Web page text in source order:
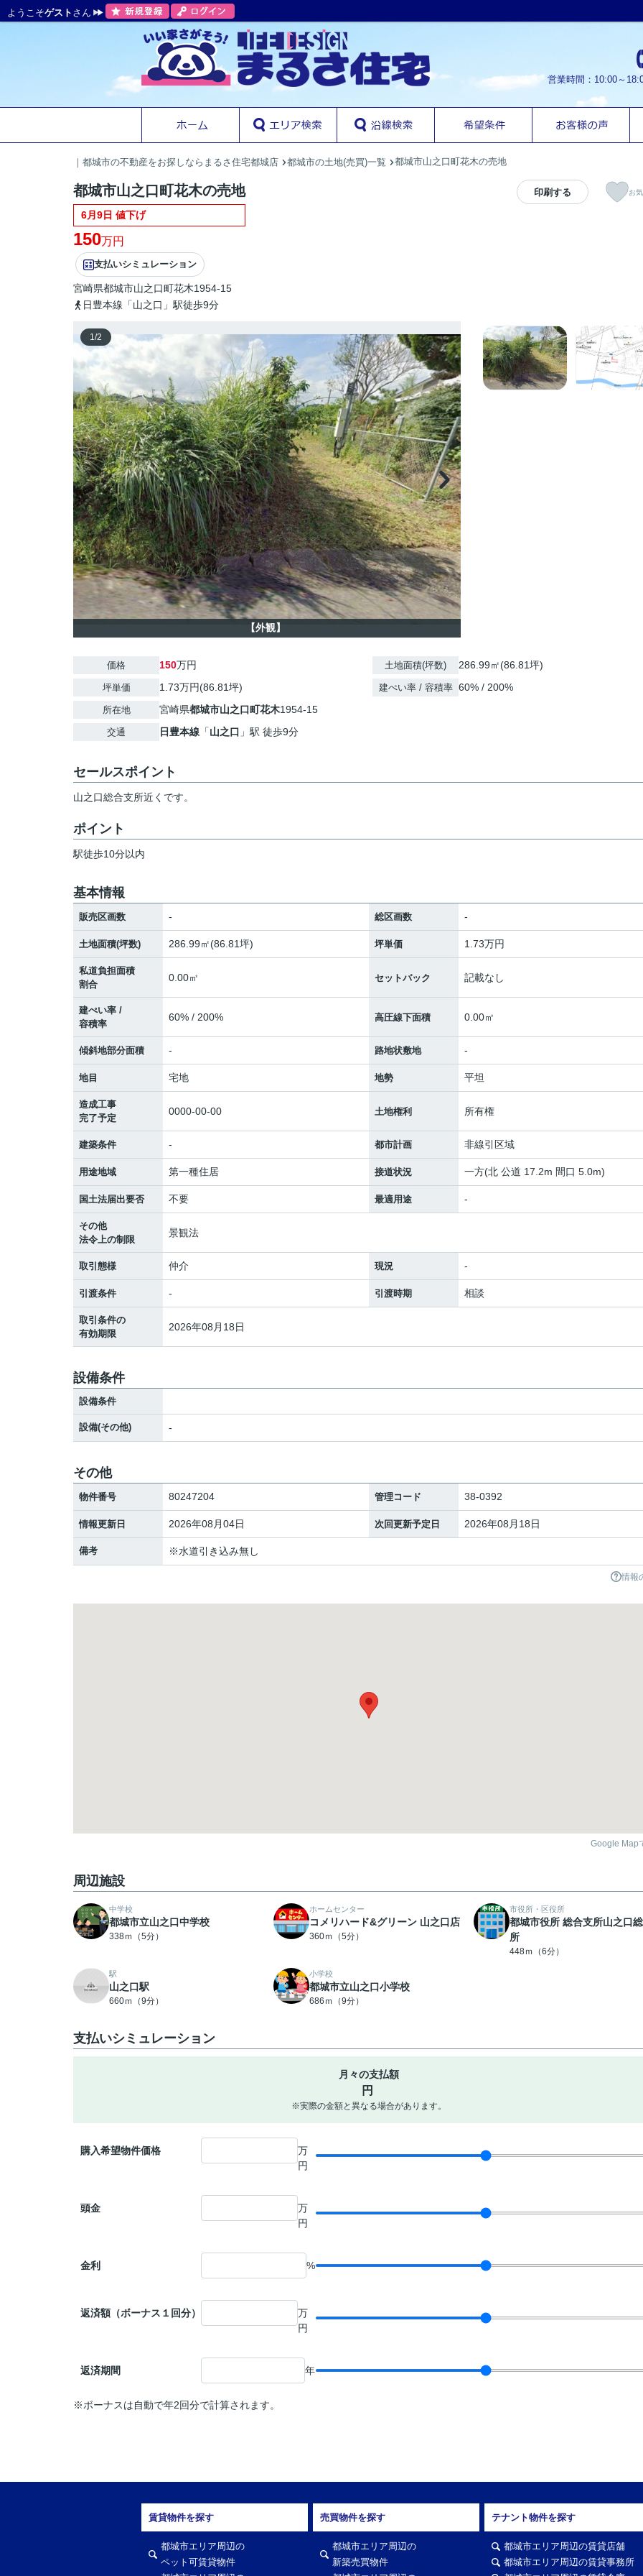
ようこそゲスト さん
営業時間：10:00～
｜都城市の不動産をお探しならまるさ住宅都城店 都城市の土地(売買)一覧 都城市山之口町花木の売地
都城市山之口町花木の売地
6月9日 値下げ
150万円
支払いシミュレーション
宮崎県都城市山之口町花木1954-15
日豊本線「山之口」駅徒歩9分
印刷する お
1/2
【外観】
価格 150万円
坪単価 1.73万円(86.81坪)
所在地 宮崎県都城市山之口町花木1954-15
交通 日豊本線 「山之口 」駅 徒歩9分
土地面積(坪数) 286.99㎡(86.81坪)
建ぺい率 / 容積率 60% / 200%
セールスポイント
山之口総合支所近くです。
ポイント
駅徒歩10分以内
基本情報
販売区画数 - 総区画数 -
土地面積(坪数) 286.99㎡(86.81坪) 坪単価 1.73万円
私道負担面積
割合
0.00㎡ セットバック 記載なし
建ぺい率 /
容積率
60% / 200% 高圧線下面積 0.00㎡
傾斜地部分面積 - 路地状敷地 -
地目 宅地 地勢 平坦
造成工事
完了予定
0000-00-00 土地権利 所有権
建築条件 - 都市計画 非線引区域
用途地域 第一種住居 接道状況 一方(北 公道 17.2m 間口 5.0m)
国土法届出要否 不要 最適用途 -
その他
法令上の制限
景観法
取引態様 仲介 現況 -
引渡条件 - 引渡時期 相談
取引条件の
有効期限
2026年08月18日
設備条件
設備条件
設備(その他) -
その他
物件番号 80247204 管理コード 38-0392
情報更新日 2026年08月04日 次回更新予定日 2026年08月18日
備考 ※水道引き込み無し
情報
Google Map
周辺施設
中学校
都城市立山之口中学校
338ｍ（5分）
ホームセンター
コメリハード&グリーン 山之口店
360ｍ（5分）
市役所・区役所
都城市役所 総合支所山之口
所
448ｍ（6分）
駅
山之口駅
660ｍ（9分）
小学校
都城市立山之口小学校
686ｍ（9分）
支払いシミュレーション
月々の支払額
円
※実際の金額と異なる場合があります。
購入希望物件価格
万
円
頭金
万
円
金利 %
返済額（ボーナス１回分）
万
円
返済期間 年
※ボーナスは自動で年2回分で計算されます。
賃貸物件を探す
都城市エリア周辺の
ペット可賃貸物件
売買物件を探す
都城市エリア周辺の
新築売買物件
テナント物件を探す
都城市エリア周辺の賃貸店舗
都城市エリア周辺の賃貸事務所